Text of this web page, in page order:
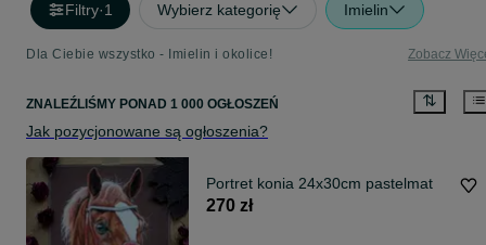
Filtry·1 Wybierz kategorię Imielin
Dla Ciebie wszystko - Imielin i okolice! Zobacz
ZNALEŹLIŚMY PONAD 1 000 OGŁOSZEŃ
Jak pozycjonowane są ogłoszenia?
Portret konia 24x30cm pastelmat
270 zł